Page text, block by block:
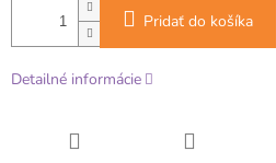
Pridať do košíka
Detailné informácie